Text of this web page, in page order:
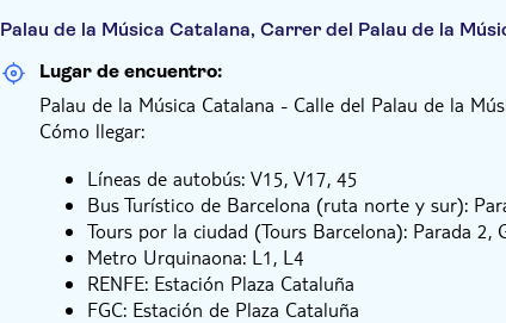
Palau de la Música Catalana, Carrer del Palau de la
Lugar de encuentro:
Palau de la Música Catalana - Calle del Palau de la
Cómo llegar:
Líneas de autobús: V15, V17, 45
Bus Turístico de Barcelona (ruta norte y sur):
Tours por la ciudad (Tours Barcelona): Parada 2,
Metro Urquinaona: L1, L4
RENFE: Estación Plaza Cataluña
FGC: Estación de Plaza Cataluña